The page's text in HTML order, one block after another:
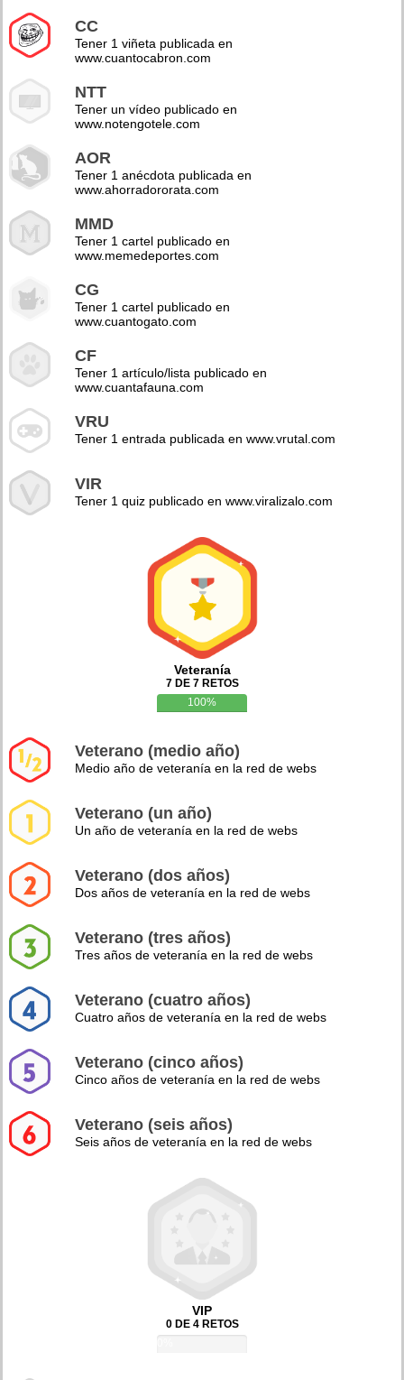
CC
Tener 1 viñeta publicada en
www.cuantocabron.com
NTT
Tener un vídeo publicado en
www.notengotele.com
AOR
Tener 1 anécdota publicada en
www.ahorradororata.com
MMD
Tener 1 cartel publicado en
www.memedeportes.com
CG
Tener 1 cartel publicado en
www.cuantogato.com
CF
Tener 1 artículo/lista publicado en
www.cuantafauna.com
VRU
Tener 1 entrada publicada en www.vrutal.com
VIR
Tener 1 quiz publicado en www.viralizalo.com
Veteranía
7 DE 7 RETOS
100%
Veterano (medio año)
Medio año de veteranía en la red de webs
Veterano (un año)
Un año de veteranía en la red de webs
Veterano (dos años)
Dos años de veteranía en la red de webs
Veterano (tres años)
Tres años de veteranía en la red de webs
Veterano (cuatro años)
Cuatro años de veteranía en la red de webs
Veterano (cinco años)
Cinco años de veteranía en la red de webs
Veterano (seis años)
Seis años de veteranía en la red de webs
VIP
0 DE 4 RETOS